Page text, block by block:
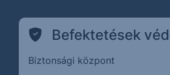
Befektetések
Biztonsági központ